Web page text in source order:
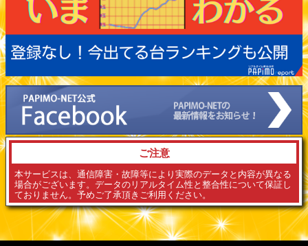
ご注意
本サービスは、通信障害・故障等により実際のデータと内容が異なる
場合がございます。データのリアルタイム性と整合性について保証し
ておりません。予めご了承頂きご利用ください。